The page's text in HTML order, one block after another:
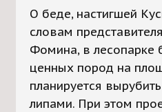
О беде, настигшей
словам
Фомина, в лесопарке
ценных пород на
планируется
липами. При этом